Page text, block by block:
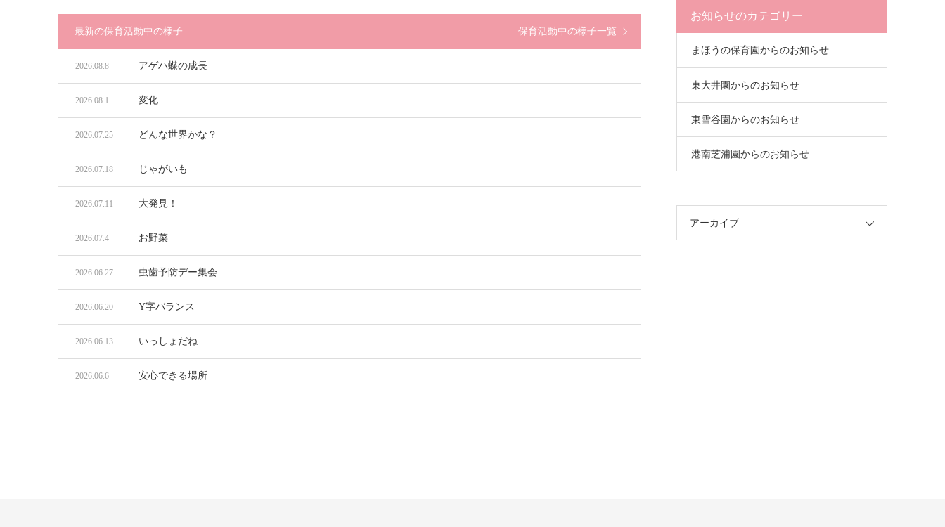
最新の保育活動中の様子 保育活動中の様子一覧
アゲハ蝶の成長
2026.08.8
変化
2026.08.1
どんな世界かな？
2026.07.25
じゃがいも
2026.07.18
大発見！
2026.07.11
お野菜
2026.07.4
虫歯予防デー集会
2026.06.27
Y字バランス
2026.06.20
いっしょだね
2026.06.13
安心できる場所
2026.06.6
お知らせのカテゴリー
まほうの保育園からのお知らせ
東大井園からのお知らせ
東雪谷園からのお知らせ
港南芝浦園からのお知らせ
アーカイブ